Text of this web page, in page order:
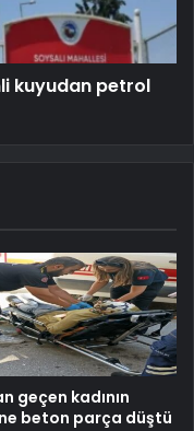
kuyudan petrol
geçen kadının
beton parça düştü